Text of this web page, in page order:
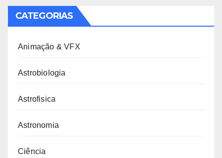
CATEGORIAS
Animação & VFX
Astrobiologia
Astrofisica
Astronomia
Ciência